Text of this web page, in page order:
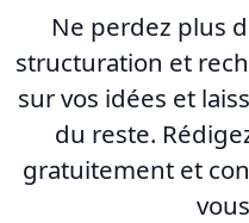
Ne perdez plus
structuration et
sur vos idées et
du reste.
gratuitement et